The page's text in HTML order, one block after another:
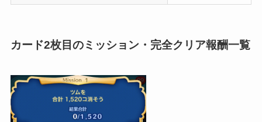
カード2枚目のミッション・完全クリア報酬一覧